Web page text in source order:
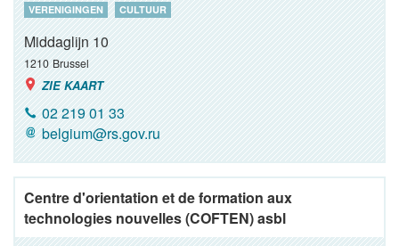
VERENIGINGEN CULTUUR
Middaglijn 10
1210 Brussel
ZIE KAART
02 219 01 33
belgium@rs.gov.ru
Centre d'orientation et de formation aux
technologies nouvelles (COFTEN) asbl